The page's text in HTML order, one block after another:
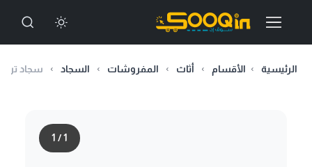
الرئيسية الأقسام أثاث المفروشات السجاد سجاد تركي
1
/
1